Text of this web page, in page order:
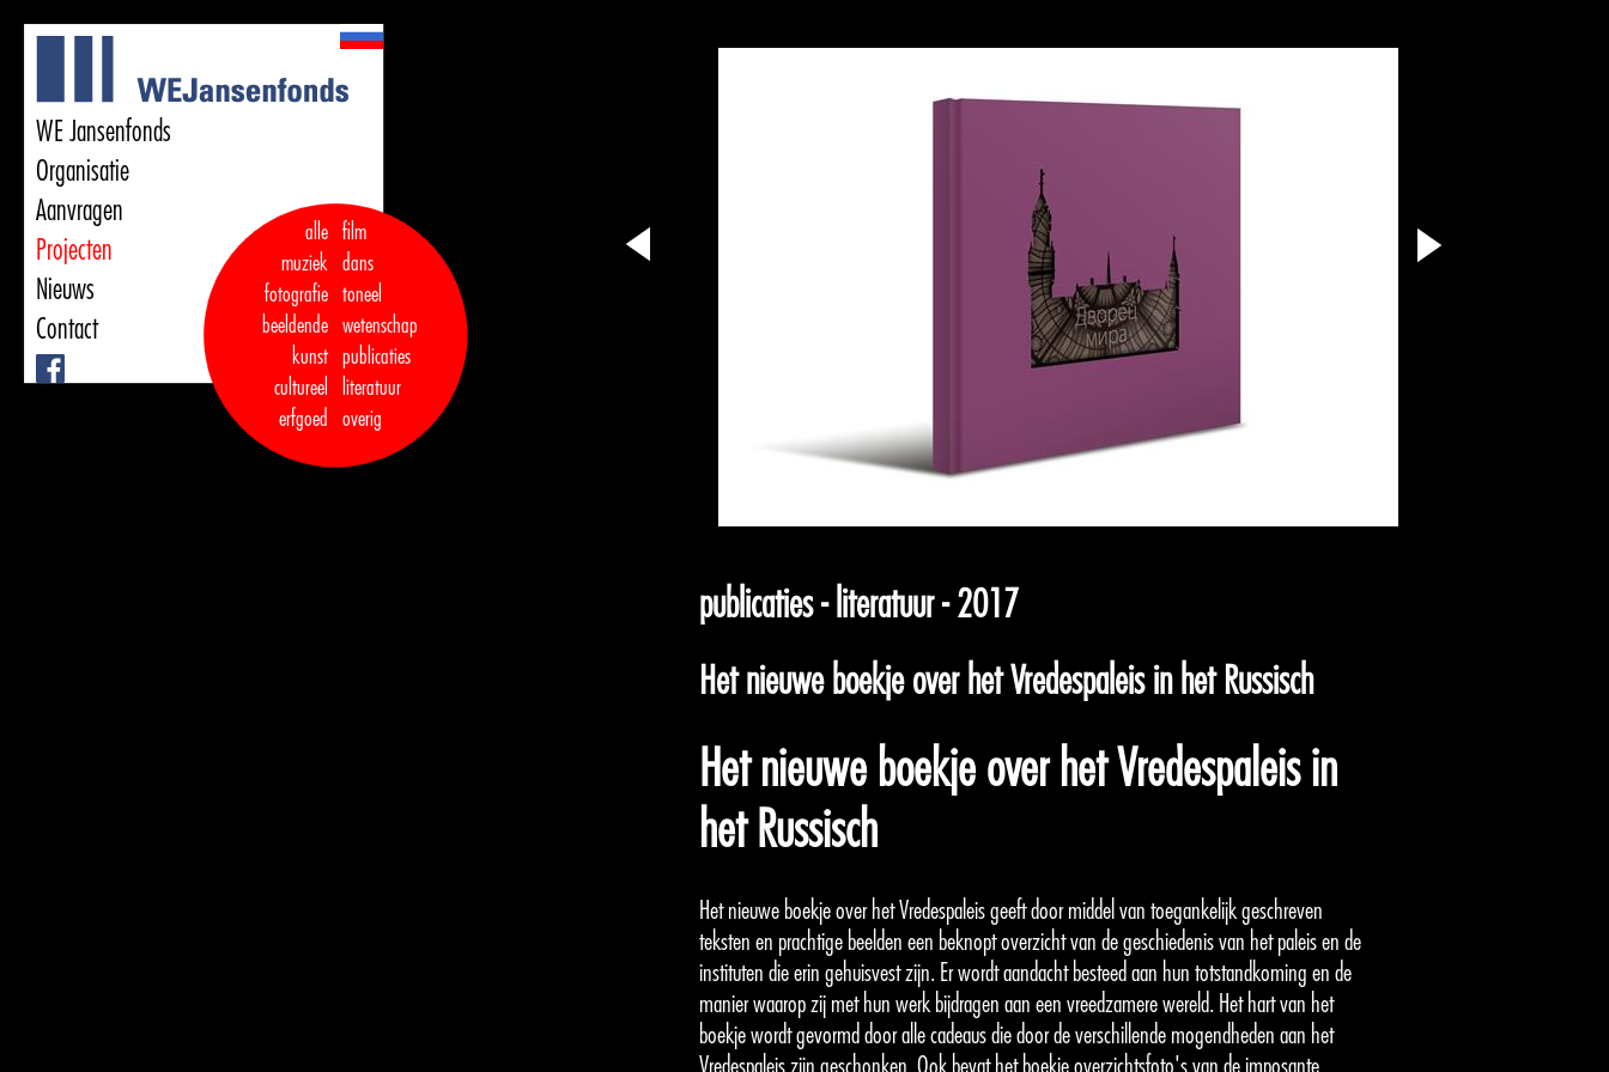
WE Jansenfonds
Organisatie
Aanvragen
Projecten
Nieuws
Contact
alle
muziek
fotografie
beeldende
kunst
cultureel
erfgoed
film
dans
toneel
wetenschap
publicaties
literatuur
overig
publicaties - literatuur - 2017
Het nieuwe boekje over het Vredespaleis in het Russisch
Het nieuwe boekje over het Vredespaleis in
het Russisch
Het nieuwe boekje over het Vredespaleis geeft door middel van toegankelijk geschreven
teksten en prachtige beelden een beknopt overzicht van de geschiedenis van het paleis en de
instituten die erin gehuisvest zijn. Er wordt aandacht besteed aan hun totstandkoming en de
manier waarop zij met hun werk bijdragen aan een vreedzamere wereld. Het hart van het
boekje wordt gevormd door alle cadeaus die door de verschillende mogendheden aan het
Vredespaleis zijn geschonken. Ook bevat het boekje overzichtsfoto's van de imposante